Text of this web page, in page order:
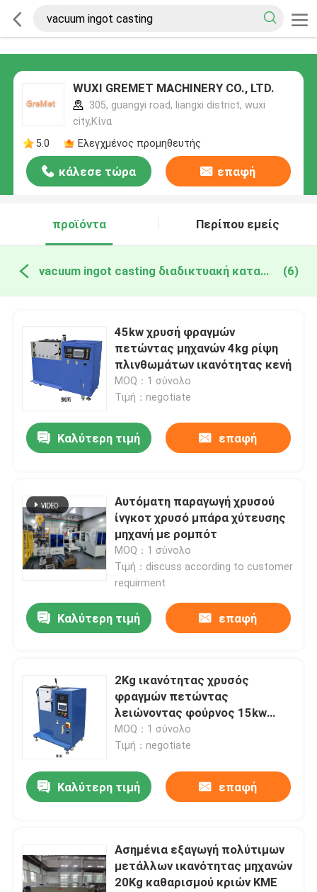
WUXI GREMET MACHINERY CO., LTD.
305, guangyi road, liangxi district, wuxi
city,Κίνα
5.0
Ελεγχμένος προμηθευτής
κάλεσε τώρα επαφή
προϊόντα Περίπου εμείς
vacuum ingot casting διαδικτυακή κατασκευή (6)
45kw χρυσή φραγμών
πετώντας μηχανών 4kg ρίψη
πλινθωμάτων ικανότητας κενή
MOQ：1 σύνολο
Τιμή：negotiate
Καλύτερη τιμή επαφή
Αυτόματη παραγωγή χρυσού
ίνγκοτ χρυσό μπάρα χύτευσης
μηχανή με ρομπότ
MOQ：1 σύνολο
Τιμή：discuss according to customer
requirment
Καλύτερη τιμή επαφή
2Kg ικανότητας χρυσός
φραγμών πετώντας
λειώνοντας φούρνος 15kw
χαλκού μηχανών ασημένιος
MOQ：1 σύνολο
Τιμή：negotiate
Καλύτερη τιμή επαφή
Ασημένια εξαγωγή πολύτιμων
μετάλλων ικανότητας μηχανών
20Kg καθαρισμού κριών ΚΜΕ